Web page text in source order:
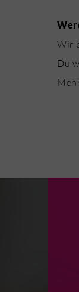
Wir
Du